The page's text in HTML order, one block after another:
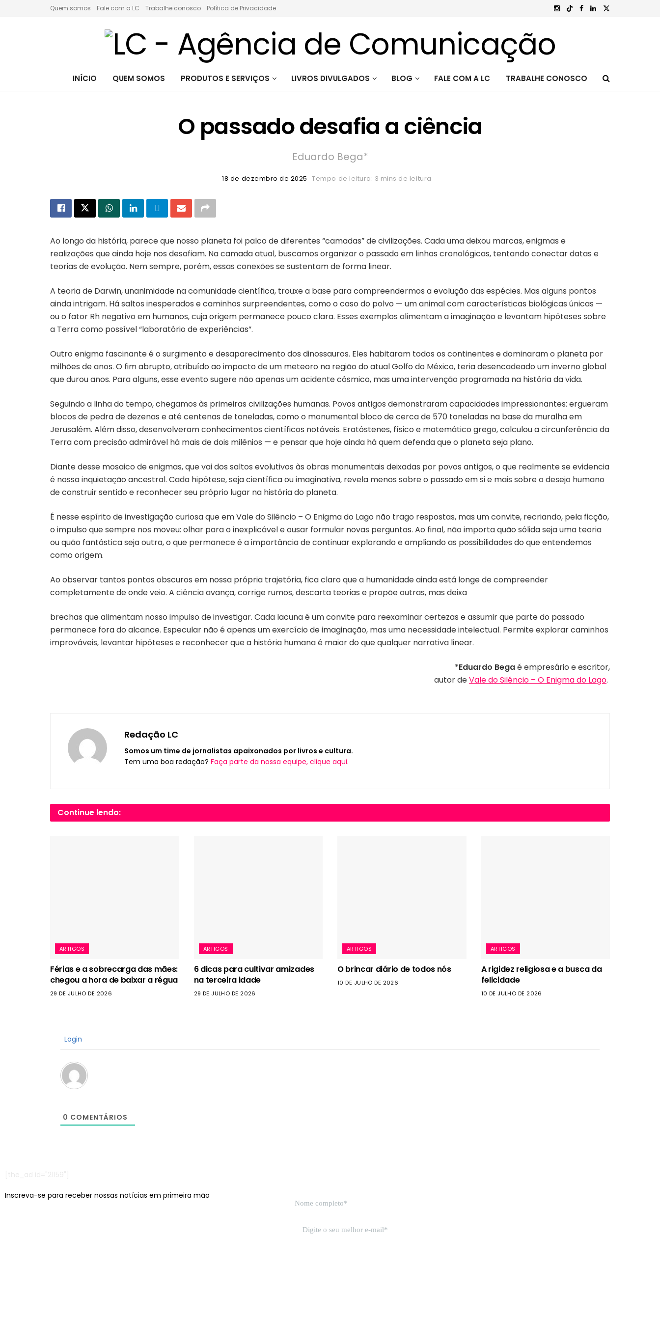
Quem somos Fale com a LC Trabalhe conosco Política de Privacidade
INÍCIO QUEM SOMOS PRODUTOS E SERVIÇOS LIVROS DIVULGADOS BLOG FALE COM A LC TRABALHE CONOSCO
O passado desafia a ciência
Eduardo Bega*
18 de dezembro de 2025 Tempo de leitura: 3 mins de leitura
Ao longo da história, parece que nosso planeta foi palco de diferentes “camadas” de civilizações. Cada uma deixou marcas, enigmas e
realizações que ainda hoje nos desafiam. Na camada atual, buscamos organizar o passado em linhas cronológicas, tentando conectar datas e
teorias de evolução. Nem sempre, porém, essas conexões se sustentam de forma linear.
A teoria de Darwin, unanimidade na comunidade científica, trouxe a base para compreendermos a evolução das espécies. Mas alguns pontos
ainda intrigam. Há saltos inesperados e caminhos surpreendentes, como o caso do polvo — um animal com características biológicas únicas —
ou o fator Rh negativo em humanos, cuja origem permanece pouco clara. Esses exemplos alimentam a imaginação e levantam hipóteses sobre
a Terra como possível “laboratório de experiências”.
Outro enigma fascinante é o surgimento e desaparecimento dos dinossauros. Eles habitaram todos os continentes e dominaram o planeta por
milhões de anos. O fim abrupto, atribuído ao impacto de um meteoro na região do atual Golfo do México, teria desencadeado um inverno global
que durou anos. Para alguns, esse evento sugere não apenas um acidente cósmico, mas uma intervenção programada na história da vida.
Seguindo a linha do tempo, chegamos às primeiras civilizações humanas. Povos antigos demonstraram capacidades impressionantes: ergueram
blocos de pedra de dezenas e até centenas de toneladas, como o monumental bloco de cerca de 570 toneladas na base da muralha em
Jerusalém. Além disso, desenvolveram conhecimentos científicos notáveis. Eratóstenes, físico e matemático grego, calculou a circunferência da
Terra com precisão admirável há mais de dois milênios — e pensar que hoje ainda há quem defenda que o planeta seja plano.
Diante desse mosaico de enigmas, que vai dos saltos evolutivos às obras monumentais deixadas por povos antigos, o que realmente se evidencia
é nossa inquietação ancestral. Cada hipótese, seja científica ou imaginativa, revela menos sobre o passado em si e mais sobre o desejo humano
de construir sentido e reconhecer seu próprio lugar na história do planeta.
É nesse espírito de investigação curiosa que em Vale do Silêncio – O Enigma do Lago não trago respostas, mas um convite, recriando, pela ficção,
o impulso que sempre nos moveu: olhar para o inexplicável e ousar formular novas perguntas. Ao final, não importa quão sólida seja uma teoria
ou quão fantástica seja outra, o que permanece é a importância de continuar explorando e ampliando as possibilidades do que entendemos
como origem.
Ao observar tantos pontos obscuros em nossa própria trajetória, fica claro que a humanidade ainda está longe de compreender
completamente de onde veio. A ciência avança, corrige rumos, descarta teorias e propõe outras, mas deixa
brechas que alimentam nosso impulso de investigar. Cada lacuna é um convite para reexaminar certezas e assumir que parte do passado
permanece fora do alcance. Especular não é apenas um exercício de imaginação, mas uma necessidade intelectual. Permite explorar caminhos
improváveis, levantar hipóteses e reconhecer que a história humana é maior do que qualquer narrativa linear.
*Eduardo Begaé empresário e escritor,
autor deVale do Silêncio – O Enigma do Lago.
Redação LC
Somos um time de jornalistas apaixonados por livros e cultura.
Tem uma boa redação? Faça parte da nossa equipe, clique aqui.
Continue lendo:
ARTIGOS
Férias e a sobrecarga das mães:
chegou a hora de baixar a régua
29 DE JULHO DE 2026
ARTIGOS
6 dicas para cultivar amizades
na terceira idade
29 DE JULHO DE 2026
ARTIGOS
O brincar diário de todos nós
10 DE JULHO DE 2026
ARTIGOS
A rigidez religiosa e a busca da
felicidade
10 DE JULHO DE 2026
Login
0 COMENTÁRIOS
Inscreva-se para receber nossas notícias em primeira mão